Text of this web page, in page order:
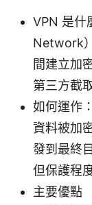
VPN 是什
Network
間建立加
第三方截
如何運作
資料被加
發到最終
但保護程
主要優點